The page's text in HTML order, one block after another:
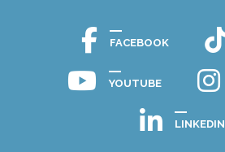
FACEBOOK
YOUTUBE
LINKEDIN